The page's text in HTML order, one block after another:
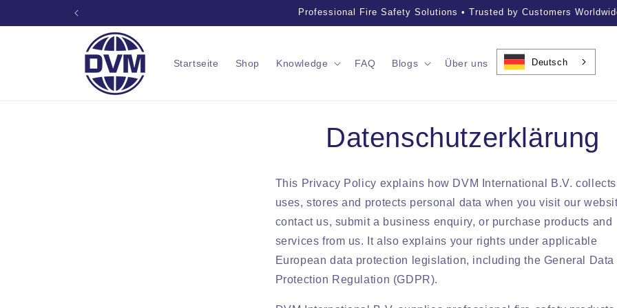
springen
Professional Fire Safety Solutions • Trusted by Customers
Startseite Shop Knowledge FAQ Blogs Über uns Deutsch
Datenschutzerklärung
This Privacy Policy explains how DVM International B.V.
uses, stores and protects personal data when you visit our
contact us, submit a business enquiry, or purchase products and
services from us. It also explains your rights under applicable
European data protection legislation, including the General Data
Protection Regulation (GDPR).